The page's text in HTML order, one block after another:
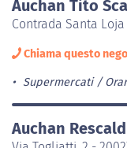
Auchan Tito
Contrada Santa
Chiama questo
Supermercati
Auchan